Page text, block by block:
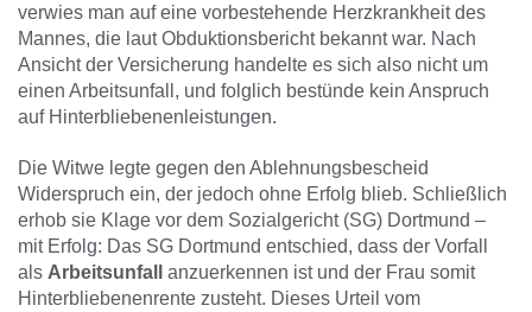
verwies man auf eine vorbestehende Herzkrankheit des
Mannes, die laut Obduktionsbericht bekannt war. Nach
Ansicht der Versicherung handelte es sich also nicht um
einen Arbeitsunfall, und folglich bestünde kein Anspruch
auf Hinterbliebenenleistungen.
Die Witwe legte gegen den Ablehnungsbescheid
Widerspruch ein, der jedoch ohne Erfolg blieb. Schließlich
erhob sie Klage vor dem Sozialgericht (SG) Dortmund –
mit Erfolg: Das SG Dortmund entschied, dass der Vorfall
als Arbeitsunfall
anzuerkennen ist und der Frau somit
Hinterbliebenenrente zusteht. Dieses Urteil vom